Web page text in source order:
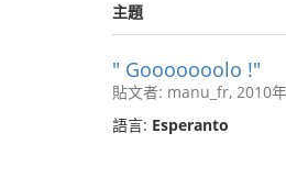
主題
" Gooooooolo !"
貼文者: manu_fr, 2010
語言: Esperanto